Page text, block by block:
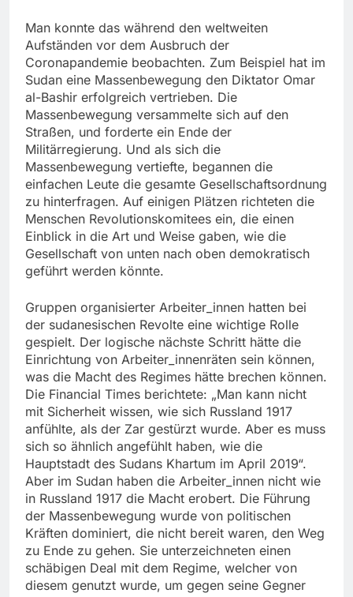
Man konnte das während den weltweiten
Aufständen vor dem Ausbruch der
Coronapandemie beobachten. Zum Beispiel hat im
Sudan eine Massenbewegung den Diktator Omar
al-Bashir erfolgreich vertrieben. Die
Massenbewegung versammelte sich auf den
Straßen, und forderte ein Ende der
Militärregierung. Und als sich die
Massenbewegung vertiefte, begannen die
einfachen Leute die gesamte Gesellschaftsordnung
zu hinterfragen. Auf einigen Plätzen richteten die
Menschen Revolutionskomitees ein, die einen
Einblick in die Art und Weise gaben, wie die
Gesellschaft von unten nach oben demokratisch
geführt werden könnte.
Gruppen organisierter Arbeiter_innen hatten bei
der sudanesischen Revolte eine wichtige Rolle
gespielt. Der logische nächste Schritt hätte die
Einrichtung von Arbeiter_innenräten sein können,
was die Macht des Regimes hätte brechen können.
Die Financial Times berichtete: „Man kann nicht
mit Sicherheit wissen, wie sich Russland 1917
anfühlte, als der Zar gestürzt wurde. Aber es muss
sich so ähnlich angefühlt haben, wie die
Hauptstadt des Sudans Khartum im April 2019“.
Aber im Sudan haben die Arbeiter_innen nicht wie
in Russland 1917 die Macht erobert. Die Führung
der Massenbewegung wurde von politischen
Kräften dominiert, die nicht bereit waren, den Weg
zu Ende zu gehen. Sie unterzeichneten einen
schäbigen Deal mit dem Regime, welcher von
diesem genutzt wurde, um gegen seine Gegner